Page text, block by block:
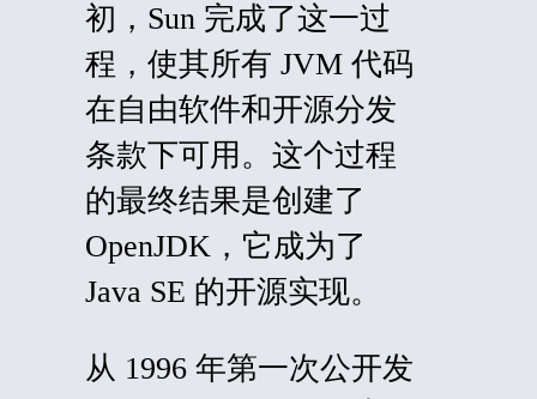
初，Sun 完成了这一过
程，使其所有 JVM 代码
在自由软件和开源分发
条款下可用。这个过程
的最终结果是创建了
OpenJDK，它成为了
Java SE 的开源实现。
从 1996 年第一次公开发